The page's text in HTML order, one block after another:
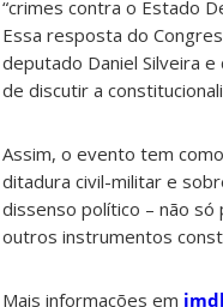
“crimes contra o Estado
Essa resposta do
deputado Daniel Silveira
de discutir a
Assim, o evento tem
ditadura civil-militar e
dissenso político – não só
outros instrumentos
Mais informações em